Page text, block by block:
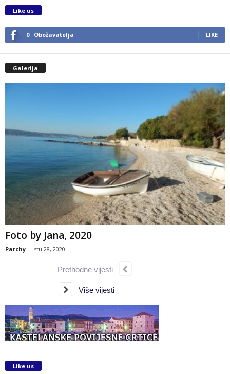
Like us
0 Obožavatelja LIKE
Galerija
Foto by Jana, 2020
Parchy - stu 28, 2020
Prethodne vijesti
Više vijesti
Like us